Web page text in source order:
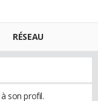
RÉSEAU
son profil.